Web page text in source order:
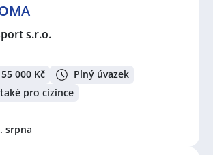
s.r.o.
000 Kč
Plný úvazek
pro cizince
srpna